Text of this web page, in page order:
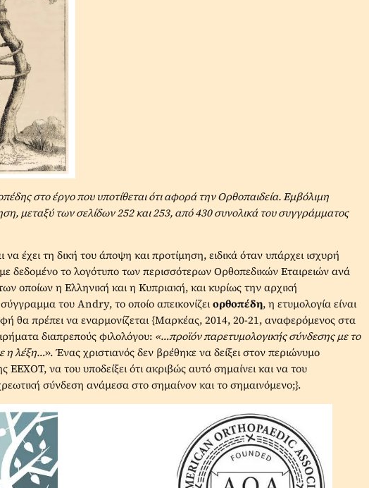
στο έργο που υποτίθεται ότι αφορά την Ορθοπαιδεία. Εμβόλιμη
μεταξύ των σελίδων 252 και 253, από 430 συνολικά του συγγράμματος
να έχει τη δική του άποψη και προτίμηση, ειδικά όταν υπάρχει ισχυρή
δεδομένο το λογότυπο των περισσότερων Ορθοπεδικών Εταιρειών ανά
οποίων η Ελληνική και η Κυπριακή, και κυρίως την αρχική
του Andry, το οποίο απεικονίζειορθοπέδη, η ετυμολογία είναι
θα πρέπει να εναρμονίζεται {Μαρκέας, 2014, 20-21, αναφερόμενος στα
διαπρεπούς φιλολόγου: «…προϊόν παρετυμολογικής σύνδεσης με το
η λέξη…». Ένας χριστιανός δεν βρέθηκε να δείξει στον περιώνυμο
ΕΕΧΟΤ, να του υποδείξει ότι ακριβώς αυτό σημαίνει και να του
σύνδεση ανάμεσα στο σημαίνον και το σημαινόμενο;}.